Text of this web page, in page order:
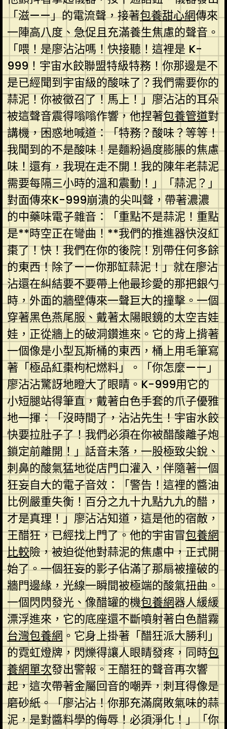
「滋——」的電流聲，接著包養甜心網傳來
一陣高八度、急促且充滿養生焦慮的聲音。
「喂！是廖沾沾嗎！快接聽！這裡是 K-
999！宇宙水餃聯盟特級特務！你那邊是不
是已經聞到宇宙級的酸味了？我們需要你的
蒜泥！你被徵召了！馬上！」廖沾沾的耳朵
被這聲音震得嗡嗡作響，他捏著包養管道對
講機，困惑地喊道：「特務？酸味？等等！
我聞到的不是酸味！是麵粉過度膨脹的焦慮
味！還有，我現在走不開！我的陳年老蒜泥
需要每隔三小時的溫和震動！」「蒜泥？」
對面傳來K-999崩潰的尖叫聲，帶著濃濃
的中藥味電子雜音：「重點不是蒜泥！重點
是**時空正在彎曲！**我們的推進器快沒紅
棗了！快！我們在你的後院！別帶任何多餘
的東西！除了——你那缸蒜泥！」就在廖沾
沾還在糾結要不要帶上他最珍愛的那把銀勺
時，外面的牆壁傳來一聲巨大的撞擊。一個
穿著黑色燕尾服、戴著太陽眼鏡的太空吉娃
娃，正從牆上的破洞鑽進來。它的背上揹著
一個像是小型瓦斯桶的東西，桶上用毛筆寫
著「極品紅棗枸杞燃料」。「你怎麼——」
廖沾沾驚訝地瞪大了眼睛。K-999用它的
小短腿站得筆直，戴著白色手套的爪子優雅
地一揮：「沒時間了，沾沾先生！宇宙水餃
快要拉肚子了！我們必須在你被醋酸離子炮
鎖定前離開！」話音未落，一股極致尖銳、
刺鼻的酸氣猛地從店門口灌入，伴隨著一個
狂妄自大的電子音效：「警告！這裡的醬油
比例嚴重失衡！百分之九十九點九九的醋，
才是真理！」廖沾沾知道，這是他的宿敵，
王醋狂，已經找上門了。他的宇宙冒包養網
比較險，被迫從他對蒜泥的焦慮中，正式開
始了。一個狂妄的影子佔滿了那扇被撞破的
牆門邊緣，光線一瞬間被極端的酸氣扭曲。
一個閃閃發光、像醋罐的機包養網器人緩緩
漂浮進來，它的底座還不斷噴射著白色醋霧
台灣包養網 。它身上掛著「醋狂派大勝利」
的霓虹燈牌，閃爍得讓人眼睛發疼，同時包
養網單次發出警報。王醋狂的聲音再次響
起，這次帶著金屬回音的嘲弄，刺耳得像是
磨砂紙。「廖沾沾！你那充滿腐敗氣味的蒜
泥，是對醬料學的侮辱！必須淨化！」「你